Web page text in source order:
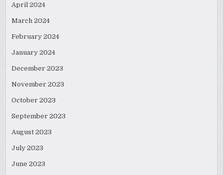
April 2024
March 2024
February 2024
January 2024
December 2023
November 2023
October 2023
September 2023
August 2023
July 2023
June 2023